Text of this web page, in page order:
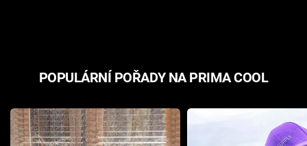
POPULÁRNÍ POŘADY NA PRIMA COOL